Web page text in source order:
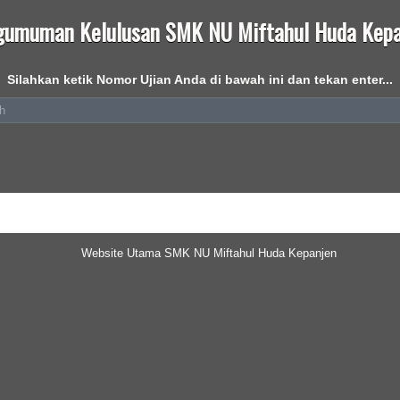
Kelulusan SMK NU Miftahul Huda
Silahkan ketik Nomor Ujian Anda di bawah ini dan tekan enter...
Website Utama SMK NU Miftahul Huda Kepanjen